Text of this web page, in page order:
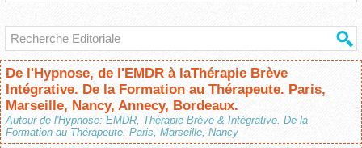
De l'Hypnose, de l'EMDR à laThérapie Brève
Intégrative. De la Formation au Thérapeute. Paris,
Marseille, Nancy, Annecy, Bordeaux.
Autour de l'Hypnose: EMDR, Thérapie Brève & Intégrative. De la
Formation au Thérapeute. Paris, Marseille, Nancy